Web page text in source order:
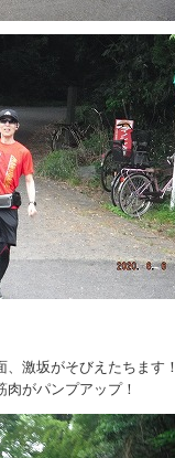
激坂がそびえたちます！
がパンプアップ！